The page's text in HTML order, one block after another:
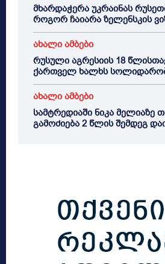
მხარდაჭერა უკრაინას
როგორ ჩაიარა ზელენსკის
ახალი ამბები
რუსული აგრესიის 18
ქართველ ხალხს
ახალი ამბები
სამტრედიაში ნიკა მელიაზე
გამოძიება 2 წლის შემდეგ